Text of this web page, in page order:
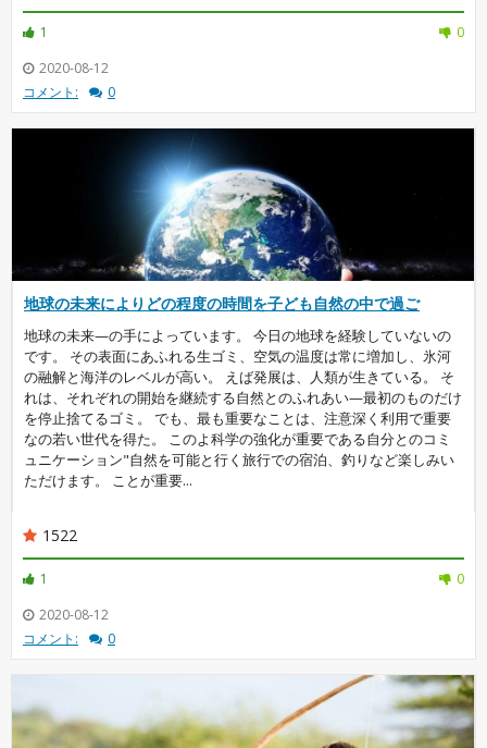
1
0
2020-08-12
コメント:
0
地球の未来によりどの程度の時間を子ども自然の中で過ご
地球の未来—の手によっています。 今日の地球を経験していないの
です。 その表面にあふれる生ゴミ、空気の温度は常に増加し、氷河
の融解と海洋のレベルが高い。 えば発展は、人類が生きている。 そ
れは、それぞれの開始を継続する自然とのふれあい—最初のものだけ
を停止捨てるゴミ。 でも、最も重要なことは、注意深く利用で重要
なの若い世代を得た。 このよ科学の強化が重要である自分とのコミ
ュニケーション"自然を可能と行く旅行での宿泊、釣りなど楽しみい
ただけます。 ことが重要...
1522
1
0
2020-08-12
コメント:
0